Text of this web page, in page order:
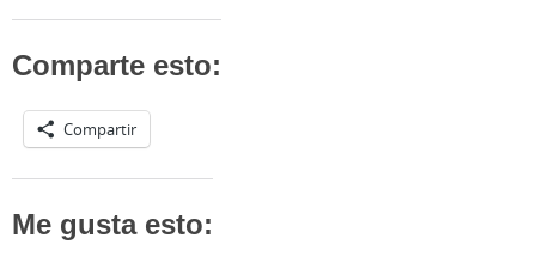
Comparte esto:
Compartir
Me gusta esto: